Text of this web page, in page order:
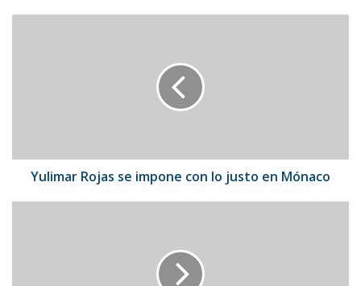
Mónaco
Yulimar Rojas se impone con lo justo en Mónaco